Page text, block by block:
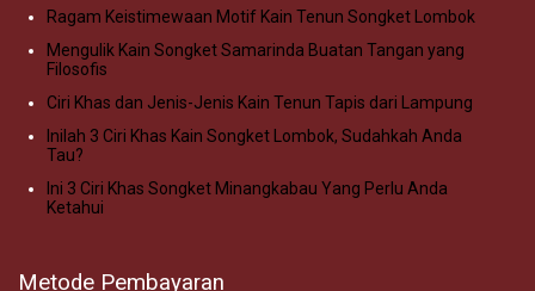
Ragam Keistimewaan Motif Kain Tenun Songket Lombok
Mengulik Kain Songket Samarinda Buatan Tangan yang
Filosofis
Ciri Khas dan Jenis-Jenis Kain Tenun Tapis dari Lampung
Inilah 3 Ciri Khas Kain Songket Lombok, Sudahkah Anda
Tau?
Ini 3 Ciri Khas Songket Minangkabau Yang Perlu Anda
Ketahui
Metode Pembayaran